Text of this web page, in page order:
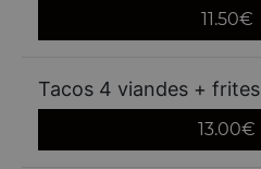
11.50€
Tacos 4 viandes + frites
13.00€